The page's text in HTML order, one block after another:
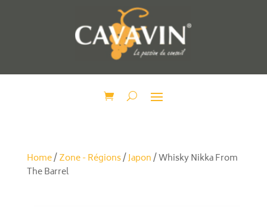
Home/Zone - Régions/Japon/ Whisky Nikka From
The Barrel